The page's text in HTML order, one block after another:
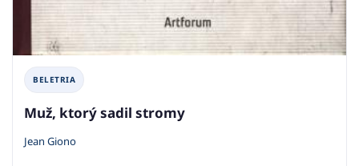
BELETRIA
Muž, ktorý sadil stromy
Jean Giono